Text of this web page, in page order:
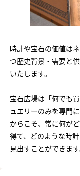
時計や宝石の価値は
つ歴史背景・需要と
いたします。
宝石広場は「何でも
ュエリーのみを専門
からこそ、常に何が
得て、どのような時
見出すことができます